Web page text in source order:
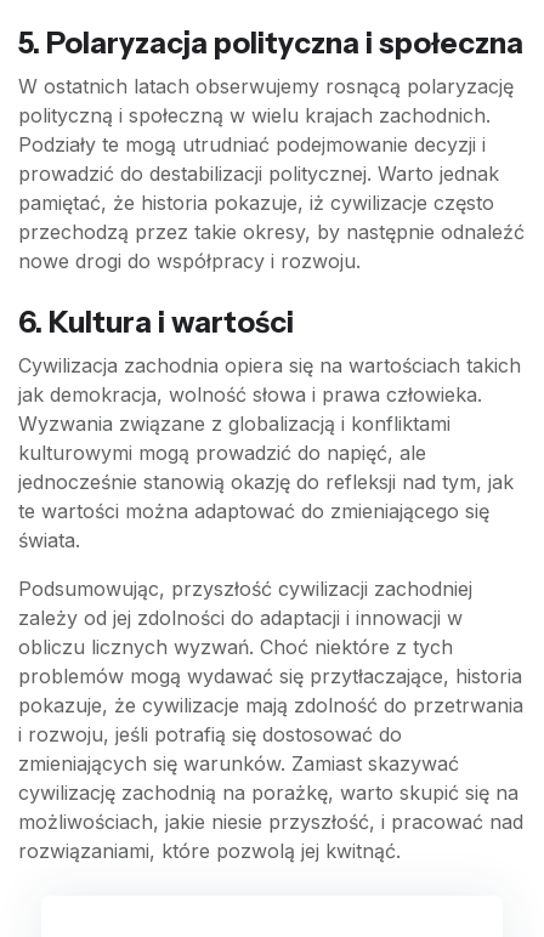
5. Polaryzacja polityczna i społeczna
W ostatnich latach obserwujemy rosnącą polaryzację
polityczną i społeczną w wielu krajach zachodnich.
Podziały te mogą utrudniać podejmowanie decyzji i
prowadzić do destabilizacji politycznej. Warto jednak
pamiętać, że historia pokazuje, iż cywilizacje często
przechodzą przez takie okresy, by następnie odnaleźć
nowe drogi do współpracy i rozwoju.
6. Kultura i wartości
Cywilizacja zachodnia opiera się na wartościach takich
jak demokracja, wolność słowa i prawa człowieka.
Wyzwania związane z globalizacją i konfliktami
kulturowymi mogą prowadzić do napięć, ale
jednocześnie stanowią okazję do refleksji nad tym, jak
te wartości można adaptować do zmieniającego się
świata.
Podsumowując, przyszłość cywilizacji zachodniej
zależy od jej zdolności do adaptacji i innowacji w
obliczu licznych wyzwań. Choć niektóre z tych
problemów mogą wydawać się przytłaczające, historia
pokazuje, że cywilizacje mają zdolność do przetrwania
i rozwoju, jeśli potrafią się dostosować do
zmieniających się warunków. Zamiast skazywać
cywilizację zachodnią na porażkę, warto skupić się na
możliwościach, jakie niesie przyszłość, i pracować nad
rozwiązaniami, które pozwolą jej kwitnąć.